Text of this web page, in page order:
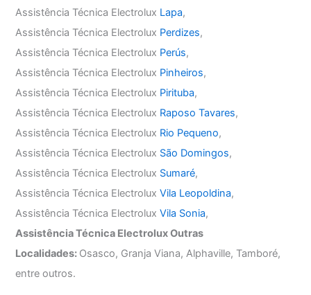
Assistência Técnica Electrolux Lapa,
Assistência Técnica Electrolux Perdizes,
Assistência Técnica Electrolux Perús,
Assistência Técnica Electrolux Pinheiros,
Assistência Técnica Electrolux Pirituba,
Assistência Técnica Electrolux Raposo Tavares,
Assistência Técnica Electrolux Rio Pequeno,
Assistência Técnica Electrolux São Domingos,
Assistência Técnica Electrolux Sumaré,
Assistência Técnica ElectroluxVila Leopoldina,
Assistência Técnica ElectroluxVila Sonia,
Assistência Técnica Electrolux Outras
Localidades: Osasco, Granja Viana, Alphaville, Tamboré,
entre outros.